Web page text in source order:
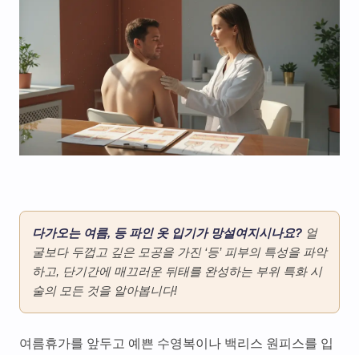
다가오는 여름, 등 파인 옷 입기가 망설여지시나요? 얼
굴보다 두껍고 깊은 모공을 가진 ‘등’ 피부의 특성을 파악
하고, 단기간에 매끄러운 뒤태를 완성하는 부위 특화 시
술의 모든 것을 알아봅니다!
여름휴가를 앞두고 예쁜 수영복이나 백리스 원피스를 입